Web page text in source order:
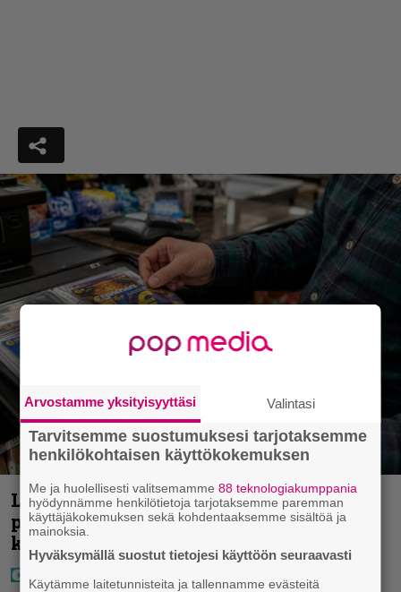
Lapset ostivat isälle lahjaksi arvan –
päävoitto tuli, mutta miten sitten
kävikään
Arvostamme yksityisyyttäsi Valintasi
Tarvitsemme suostumuksesi tarjotaksemme
henkilökohtaisen käyttökokemuksen
Me ja huolellisesti valitsemamme88 teknologiakumppania
hyödynnämme henkilötietoja tarjotaksemme paremman
käyttäjäkokemuksen sekä kohdentaaksemme sisältöä ja
mainoksia.
Hyväksymällä suostut tietojesi käyttöön seuraavasti
Käytämme laitetunnisteita ja tallennamme evästeitä